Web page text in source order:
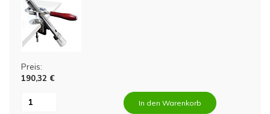
Preis:
190,32 €
In den Warenkorb